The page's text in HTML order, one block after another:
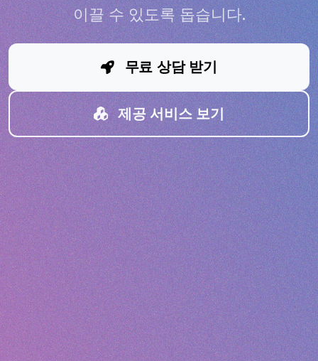
이끌 수 있도록 돕습니다.
무료 상담 받기
제공 서비스 보기